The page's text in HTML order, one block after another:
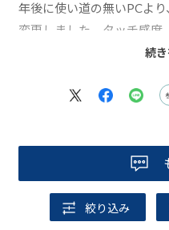
年後に使い道の無いPCよ
変更しました。タッチ感度
く、長く使えると思います
満足いく機種です。
続
絞り込み